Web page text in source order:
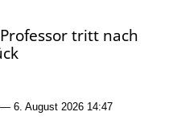
tritt nach
6. August 2026 14:47